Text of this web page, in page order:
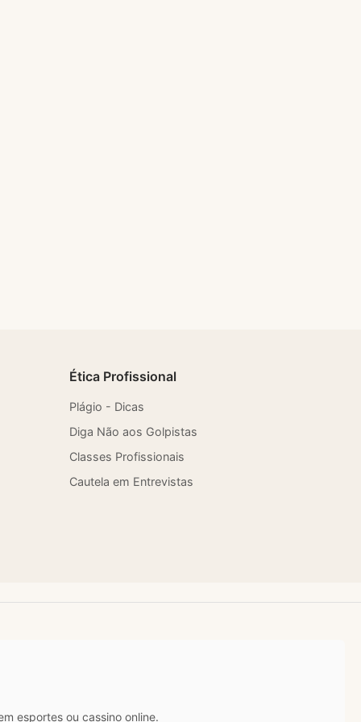
Ética Profissional
Plágio - Dicas
Diga Não aos Golpistas
Classes Profissionais
Cautela em Entrevistas
esportes ou cassino online.